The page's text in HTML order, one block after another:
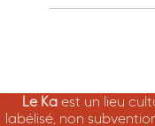
Le Kaest un lieu
labélisé, non